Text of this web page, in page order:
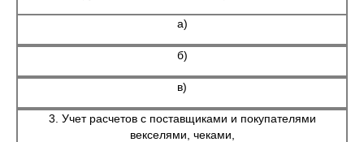
а)
б)
в)
3. Учет расчетов с поставщиками и покупателями
векселями, чеками,